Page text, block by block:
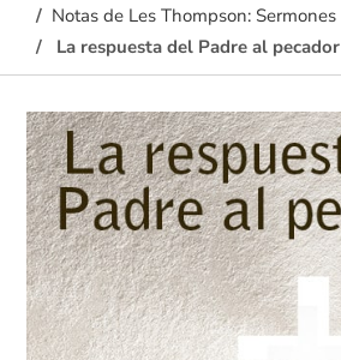
Notas de Les Thompson: Sermones
La respuesta del Padre al pecador